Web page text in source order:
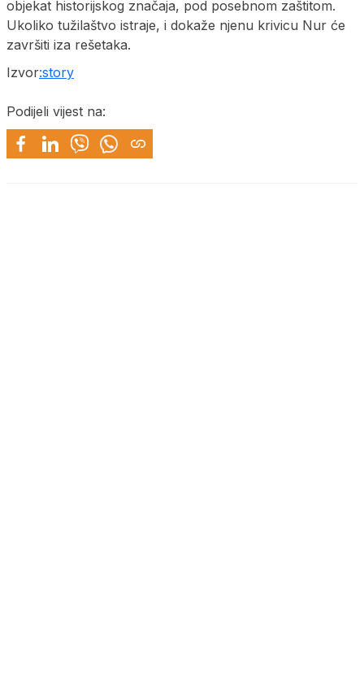
objekat historijskog značaja, pod posebnom zaštitom.
Ukoliko tužilaštvo istraje, i dokaže njenu krivicu Nur će
završiti iza rešetaka.
Izvor:story
Podijeli vijest na: